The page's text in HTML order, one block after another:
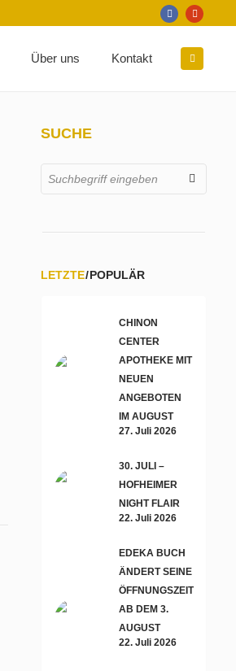
Über uns Kontakt
SUCHE
LETZTE POPULÄR
CHINON
CENTER
APOTHEKE MIT
NEUEN
ANGEBOTEN
IM AUGUST
27. Juli 2026
30. JULI –
HOFHEIMER
NIGHT FLAIR
22. Juli 2026
EDEKA BUCH
ÄNDERT SEINE
ÖFFNUNGSZEITEN
AB DEM 3.
AUGUST
22. Juli 2026